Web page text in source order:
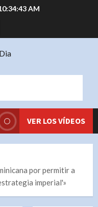
AM
VER LOS VÍDEOS
por permitir a
imperial'»